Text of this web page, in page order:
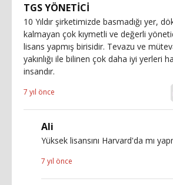
TGS YÖNETİCİ
10 Yıldır şirketimizde basmadığı yer,
kalmayan çok kıymetli ve değerli
lisans yapmış birisidir. Tevazu ve
yakınlığı ile bilinen çok daha iyi yerleri
insandır.
7 yıl önce
Ali
Yüksek lisansını Harvard'da mı
7 yıl önce